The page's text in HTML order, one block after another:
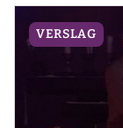
VERSLAG